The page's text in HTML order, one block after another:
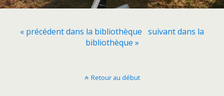
« précédent dans la bibliothèque suivant dans la
bibliothèque »
Retour au début